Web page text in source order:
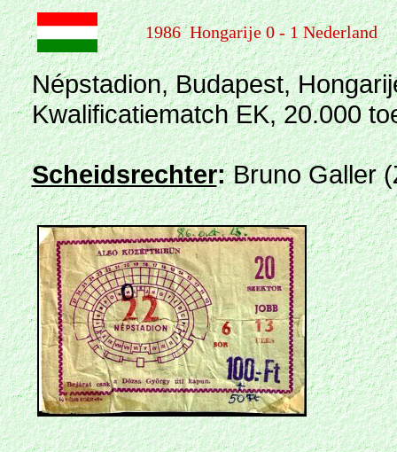
1986 Hongarije 0 - 1 Nederland
Népstadion, Budapest,
Kwalificatiematch EK, 20.000
Scheidsrechter:Bruno Galler